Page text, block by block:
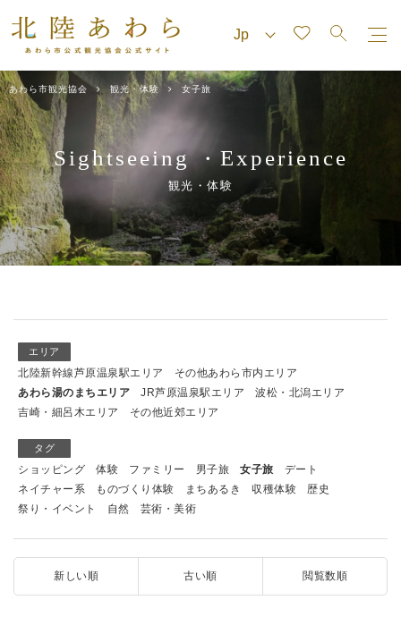
あわら市観光協会 観光・体験 女子旅
Sightseeing・ Experience
観光・体験
エリア
北陸新幹線芦原温泉駅エリア
その他あわら市内エリア
あわら湯のまちエリア
JR芦原温泉駅エリア
波松・北潟エリア
吉崎・細呂木エリア
その他近郊エリア
タグ
ショッピング 体験 ファミリー 男子旅 女子旅
デート
ネイチャー系
ものづくり体験 まちあるき 収穫体験
歴史
祭り・イベント
自然 芸術・美術
新しい順 古い順 閲覧数順